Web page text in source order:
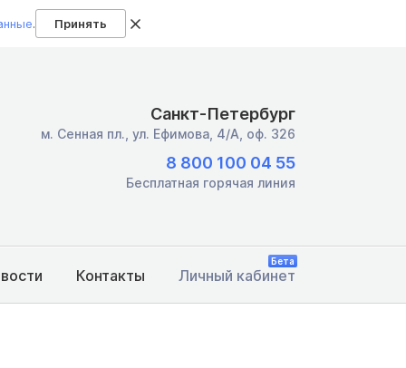
. Принять
Санкт-Петербург
м. Сенная пл., ул. Ефимова, 4/А, оф. 326
8 800 100 04 55
Бесплатная горячая линия
Контакты Личный кабинет
Бета